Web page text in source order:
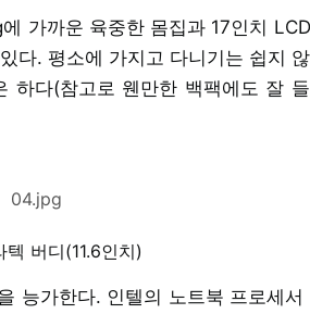
가까운 육중한 몸집과 17인치
다. 평소에 가지고 다니기는 쉽지
하다(참고로 웬만한 백팩에도 잘
04.jpg
버디(11.6인치)
능가한다. 인텔의 노트북 프로세서